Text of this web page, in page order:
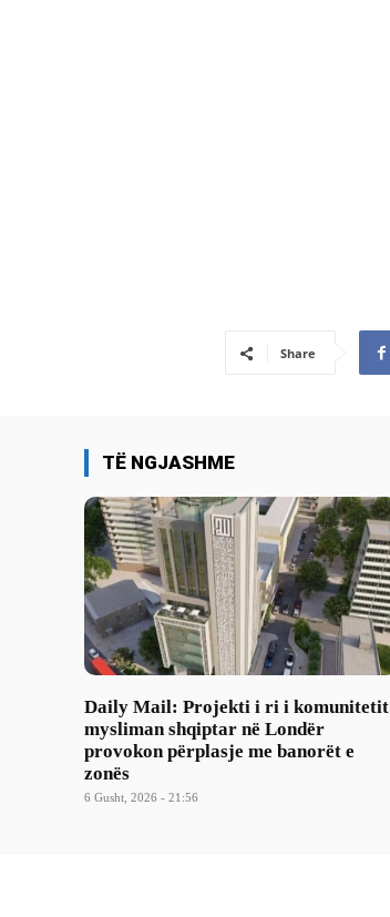
Share
TË NGJASHME
Daily Mail: Projekti i ri i komunitetit
mysliman shqiptar në Londër
provokon përplasje me banorët e
zonës
6 Gusht, 2026 - 21:56